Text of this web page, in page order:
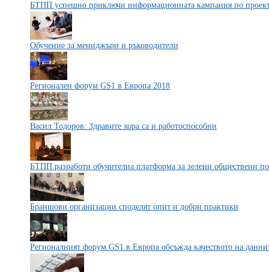
БТПП успешно приключи информационната кампания по
Обучение за мениджъри и ръководители
Регионален форум GS1 в Европа 2018
Васил Тодоров: Здравите хора са и работоспособни
БТПП разработи обучителна платформа за зелени обществени
Браншови организации споделят опит и добри практики
Регионалният форум GS1 в Европа обсъжда качеството на